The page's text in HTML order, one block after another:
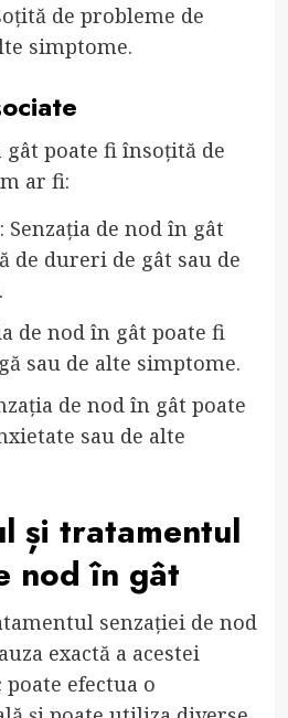
de probleme de
simptome.
gât poate fi însoțită de
ar fi:
: Senzația de nod în gât
de dureri de gât sau de
de nod în gât poate fi
sau de alte simptome.
de nod în gât poate
sau de alte
și tratamentul
nod în gât
senzației de nod
exactă a acestei
efectua o